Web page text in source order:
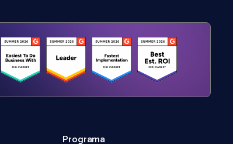
Programa